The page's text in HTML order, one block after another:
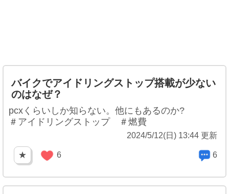
バイクでアイドリングストップ搭載が少ない
のはなぜ？
pcxくらいしか知らない。他にもあるのか?
＃アイドリングストップ ＃燃費
2024/5/12(日) 13:44 更新
★ 6 6